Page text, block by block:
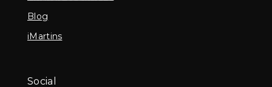
Blog
iMartins
Social